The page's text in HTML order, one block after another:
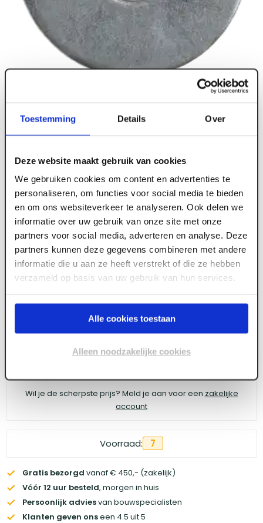
Toestemming Details Over
Deze website maakt gebruik van cookies
We gebruiken cookies om content en advertenties te
personaliseren, om functies voor social media te bieden
en om ons websiteverkeer te analyseren. Ook delen we
informatie over uw gebruik van onze site met onze
partners voor social media, adverteren en analyse. Deze
partners kunnen deze gegevens combineren met andere
informatie die u aan ze heeft verstrekt of die ze hebben
verzameld op basis van uw gebruik van hun services.
Alle cookies toestaan
Alleen noodzakelijke cookies
ART003003
FIS Profi Carrosseriering M10 verzinkt (100
st/ds)
te krijgen tot de prijzen.
Log in voor prijzen
Wil je de scherpste prijs? Meld je aan voor een zakelijke
account
Voorraad: 7
Gratis bezorgd vanaf € 450,- (zakelijk)
Vóór 12 uur besteld, morgen in huis
Persoonlijk adviesvan bouwspecialisten
Klanten geven onseen 4.5 uit 5